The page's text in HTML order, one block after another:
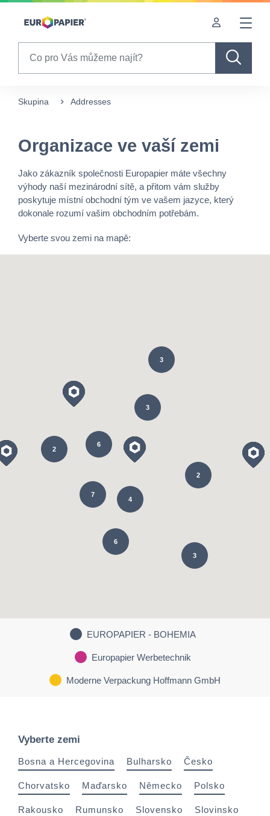
Table Of Content
Organizace ve vaší zemi
Skupina Addresses
Organizace ve vaší zemi
Jako zákazník společnosti Europapier máte všechny
výhody naší mezinárodní sítě, a přitom vám služby
poskytuje místní obchodní tým ve vašem jazyce, který
dokonale rozumí vašim obchodním potřebám.
Vyberte svou zemi na mapě:
2
6
6
3
7
4
3
3
2
EUROPAPIER - BOHEMIA
Europapier Werbetechnik
Moderne Verpackung Hoffmann GmbH
Vyberte zemi
Bosna a Hercegovina Bulharsko Česko
Chorvatsko Maďarsko Německo Polsko
Rakousko Rumunsko Slovensko Slovinsko